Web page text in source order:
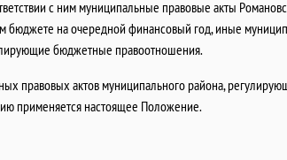
с ним муниципальные правовые акты
бюджете на очередной финансовый год, иные
бюджетные правоотношения.
правовых актов муниципального района,
применяется настоящее Положение.